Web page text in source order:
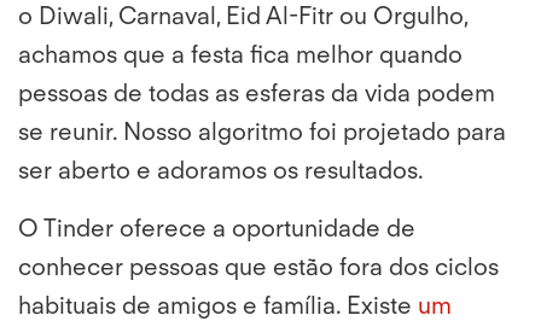
o Diwali, Carnaval, Eid Al-Fitr ou Orgulho,
achamos que a festa fica melhor quando
pessoas de todas as esferas da vida podem
se reunir. Nosso algoritmo foi projetado para
ser aberto e adoramos os resultados.
O Tinder oferece a oportunidade de
conhecer pessoas que estão fora dos ciclos
habituais de amigos e família. Existe um